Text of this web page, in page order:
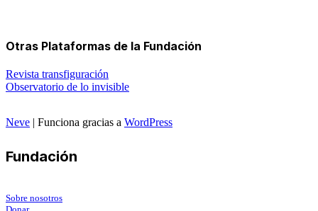
Otras Plataformas de la Fundación
Revista transfiguración
Observatorio de lo invisible
Neve | Funciona gracias a WordPress
Fundación
Sobre nosotros